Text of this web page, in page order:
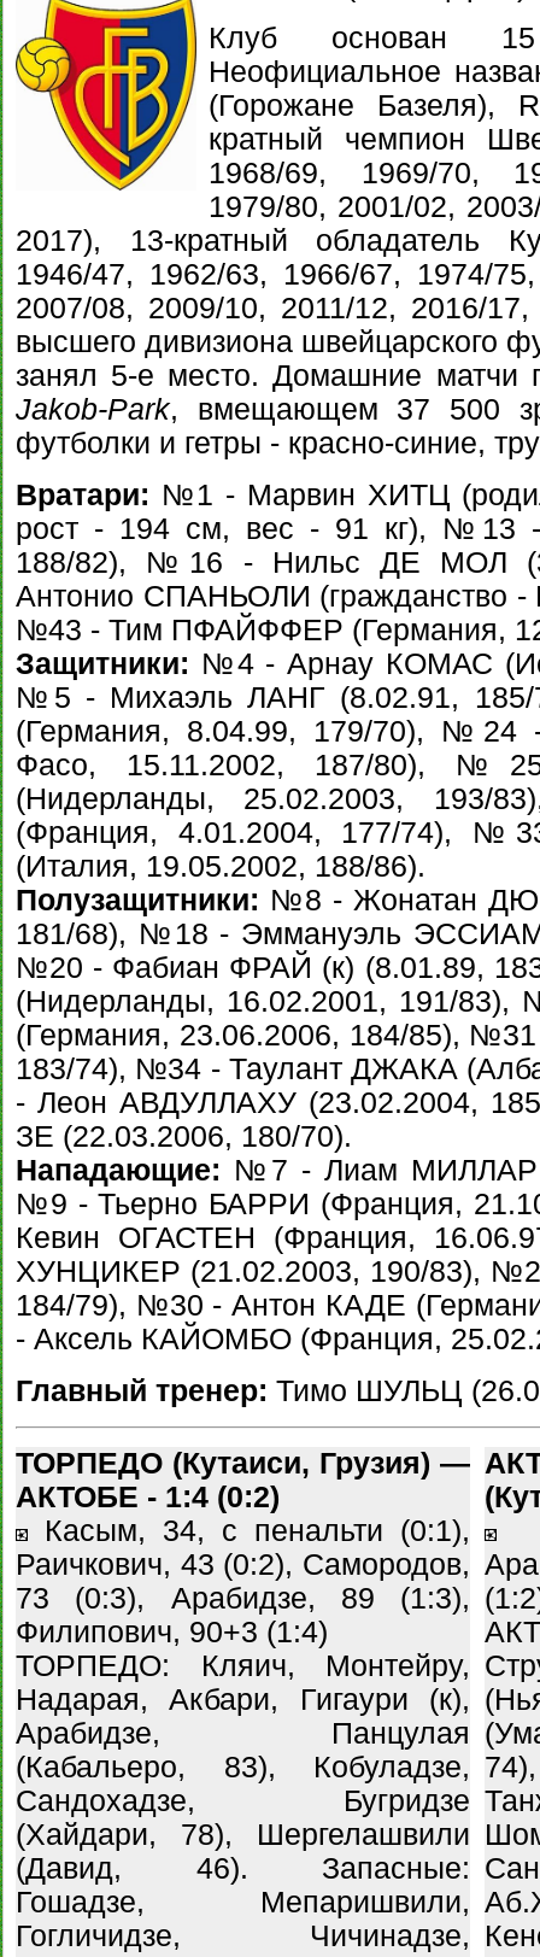
Клуб основан
Неофициальное
(Горожане Базеля),
кратный чемпион
1968/69, 1969/70,
1979/80, 2001/02,
2017), 13-кратный обладатель
1946/47, 1962/63, 1966/67, 1974/
2007/08, 2009/10, 2011/12, 2016/
высшего дивизиона швейцарского
занял 5-е место. Домашние матчи
Jakob-Park, вмещающем 37 500
футболки и гетры - красно-синие,
Вратари: №1 - Марвин ХИТЦ
рост - 194 см, вес - 91 кг), №13
188/82), №16 - Нильс ДЕ МОЛ
Антонио СПАНЬОЛИ (гражданство -
№43 - Тим ПФАЙФФЕР (Германия,
Защитники: №4 - Арнау КОМАС
№5 - Михаэль ЛАНГ (8.02.91,
(Германия, 8.04.99, 179/70), №24
Фасо, 15.11.2002, 187/80),
(Нидерланды, 25.02.2003,
(Франция, 4.01.2004, 177/74),
(Италия, 19.05.2002, 188/86).
Полузащитники: №8 - Жонатан
181/68), №18 - Эммануэль ЭССИАМ
№20 - Фабиан ФРАЙ (к) (8.01.89,
(Нидерланды, 16.02.2001, 191/
(Германия, 23.06.2006, 184/85),
183/74), №34 - Таулант ДЖАКА
- Леон АВДУЛЛАХУ (23.02.2004,
ЗЕ (22.03.2006, 180/70).
Нападающие: №7 - Лиам МИЛЛАР
№9 - Тьерно БАРРИ (Франция,
Кевин ОГАСТЕН (Франция,
ХУНЦИКЕР (21.02.2003, 190/83),
184/79), №30 - Антон КАДЕ
- Аксель КАЙОМБО (Франция,
Главный тренер: Тимо ШУЛЬЦ
ТОРПЕДО (Кутаиси, Грузия) —
АКТОБЕ - 1:4 (0:2)
Касым, 34, с пенальти (0:1),
Раичкович, 43 (0:2), Самородов,
73 (0:3), Арабидзе, 89 (1:3),
Филипович, 90+3 (1:4)
ТОРПЕДО: Кляич, Монтейру,
Надарая, Акбари, Гигаури (к),
Арабидзе, Панцулая
(Кабальеро, 83), Кобуладзе,
Сандохадзе, Бугридзе
(Хайдари, 78), Шергелашвили
(Давид, 46). Запасные:
Гошадзе, Мепаришвили,
Гогличидзе, Чичинадзе,